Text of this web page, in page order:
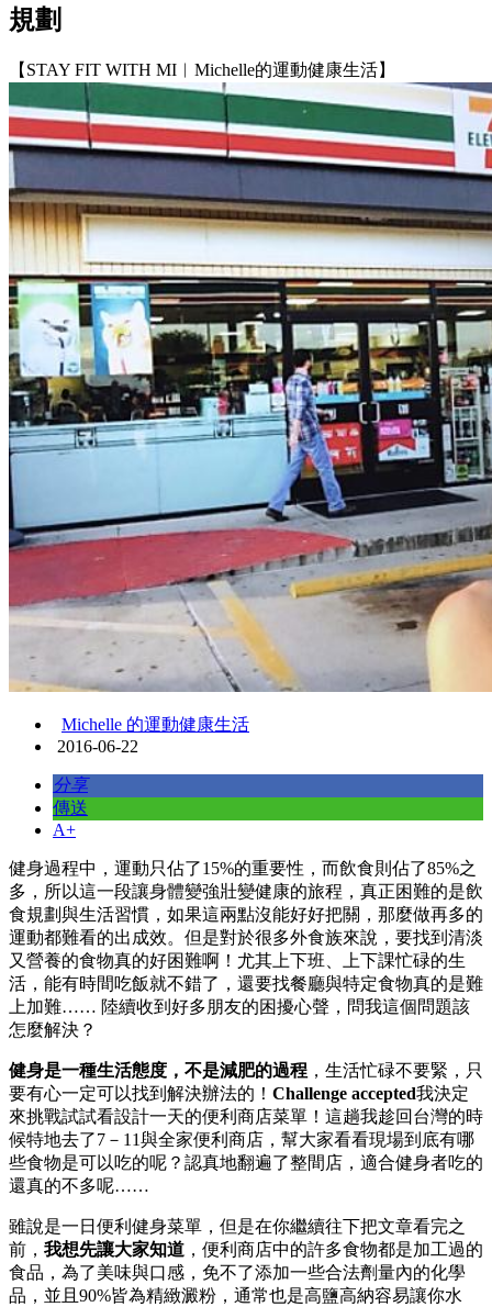
規劃
【STAY FIT WITH MI︱Michelle的運動健康生活】
Michelle 的運動健康生活
2016-06-22
分享
傳送
A+
健身過程中，運動只佔了15%的重要性，而飲食則佔了85%之
多，所以這一段讓身體變強壯變健康的旅程，真正困難的是飲
食規劃與生活習慣，如果這兩點沒能好好把關，那麼做再多的
運動都難看的出成效。但是對於很多外食族來說，要找到清淡
又營養的食物真的好困難啊！尤其上下班、上下課忙碌的生
活，能有時間吃飯就不錯了，還要找餐廳與特定食物真的是難
上加難…… 陸續收到好多朋友的困擾心聲，問我這個問題該
怎麼解決？
健身是一種生活態度，不是減肥的過程 ，生活忙碌不要緊，只
要有心一定可以找到解決辦法的！ Challenge accepted我決定
來挑戰試試看設計一天的便利商店菜單！這趟我趁回台灣的時
候特地去了7－11與全家便利商店，幫大家看看現場到底有哪
些食物是可以吃的呢？認真地翻遍了整間店，適合健身者吃的
還真的不多呢……
雖說是一日便利健身菜單，但是在你繼續往下把文章看完之
前， 我想先讓大家知道 ，便利商店中的許多食物都是加工過的
食品，為了美味與口感，免不了添加一些合法劑量內的化學
品，並且90%皆為精緻澱粉，通常也是高鹽高納容易讓你水